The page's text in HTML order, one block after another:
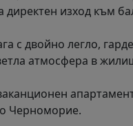
изход към
с двойно легло,
атмосфера в
Черноморие.